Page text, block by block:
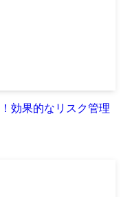
効果的なリスク管理